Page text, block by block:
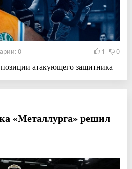
0 1 0
атакующего защитника
«Металлурга» решил